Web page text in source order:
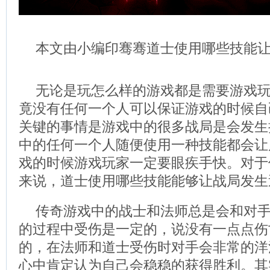
本文由小编印骞骞道士使用哪些技能
无论是玩怎么样的游戏都是需要游戏
竟没有任何一个人可以保证游戏的时候
关键的事情是游戏中的很多战局是会发
中的任何一个人随便使用一种技能都会
戏的时候游戏玩家一定要眼疾手快。对
来说，道士使用哪些技能能够让战局发
传奇游戏中的战士和法师总是会和对
的过程中受伤是一定的，说没有一点点
的，在法师和道士受伤时对手会非常的
心中肯定认为自己会稳稳的获得胜利。